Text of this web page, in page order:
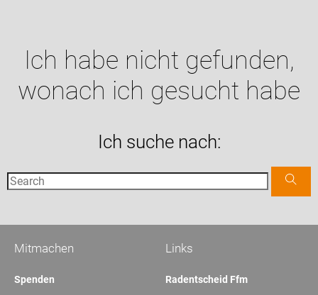
Ich habe nicht gefunden,
wonach ich gesucht habe
Ich suche nach:
Links
Radentscheid Ffm
Mitmachen
Spenden